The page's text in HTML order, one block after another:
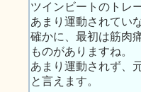
ツインビートのトレ
あまり運動されてい
確かに、最初は筋肉
ものがありますね。
あまり運動されず、
と言えます。